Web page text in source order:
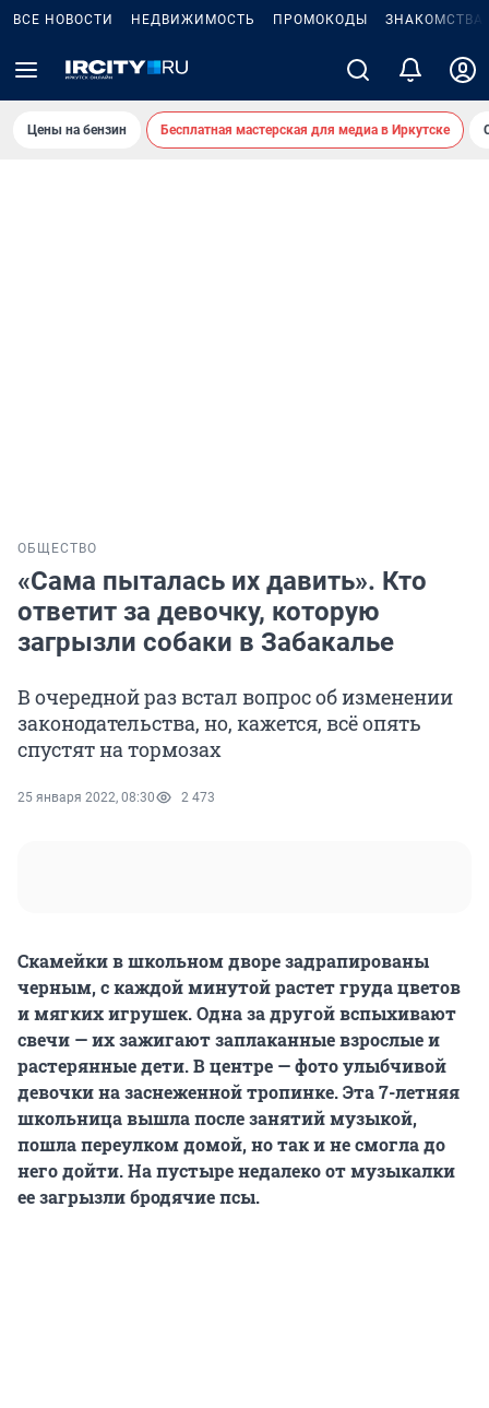
ВСЕ НОВОСТИ НЕДВИЖИМОСТЬ ПРОМОКОДЫ ЗНАКОМСТВА
Цены на бензин Бесплатная мастерская для медиа в Иркутске
ОБЩЕСТВО
«Сама пыталась их давить». Кто
ответит за девочку, которую
загрызли собаки в Забакалье
В очередной раз встал вопрос об изменении
законодательства, но, кажется, всё опять
спустят на тормозах
25 января 2022, 08:30 2 473
Скамейки в школьном дворе задрапированы
черным, с каждой минутой растет груда цветов
и мягких игрушек. Одна за другой вспыхивают
свечи — их зажигают заплаканные взрослые и
растерянные дети. В центре — фото улыбчивой
девочки на заснеженной тропинке. Эта 7-летняя
школьница вышла после занятий музыкой,
пошла переулком домой, но так и не смогла до
него дойти. На пустыре недалеко от музыкалки
ее загрызли бродячие псы.